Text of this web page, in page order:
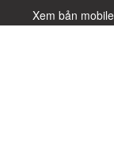
Xem bản